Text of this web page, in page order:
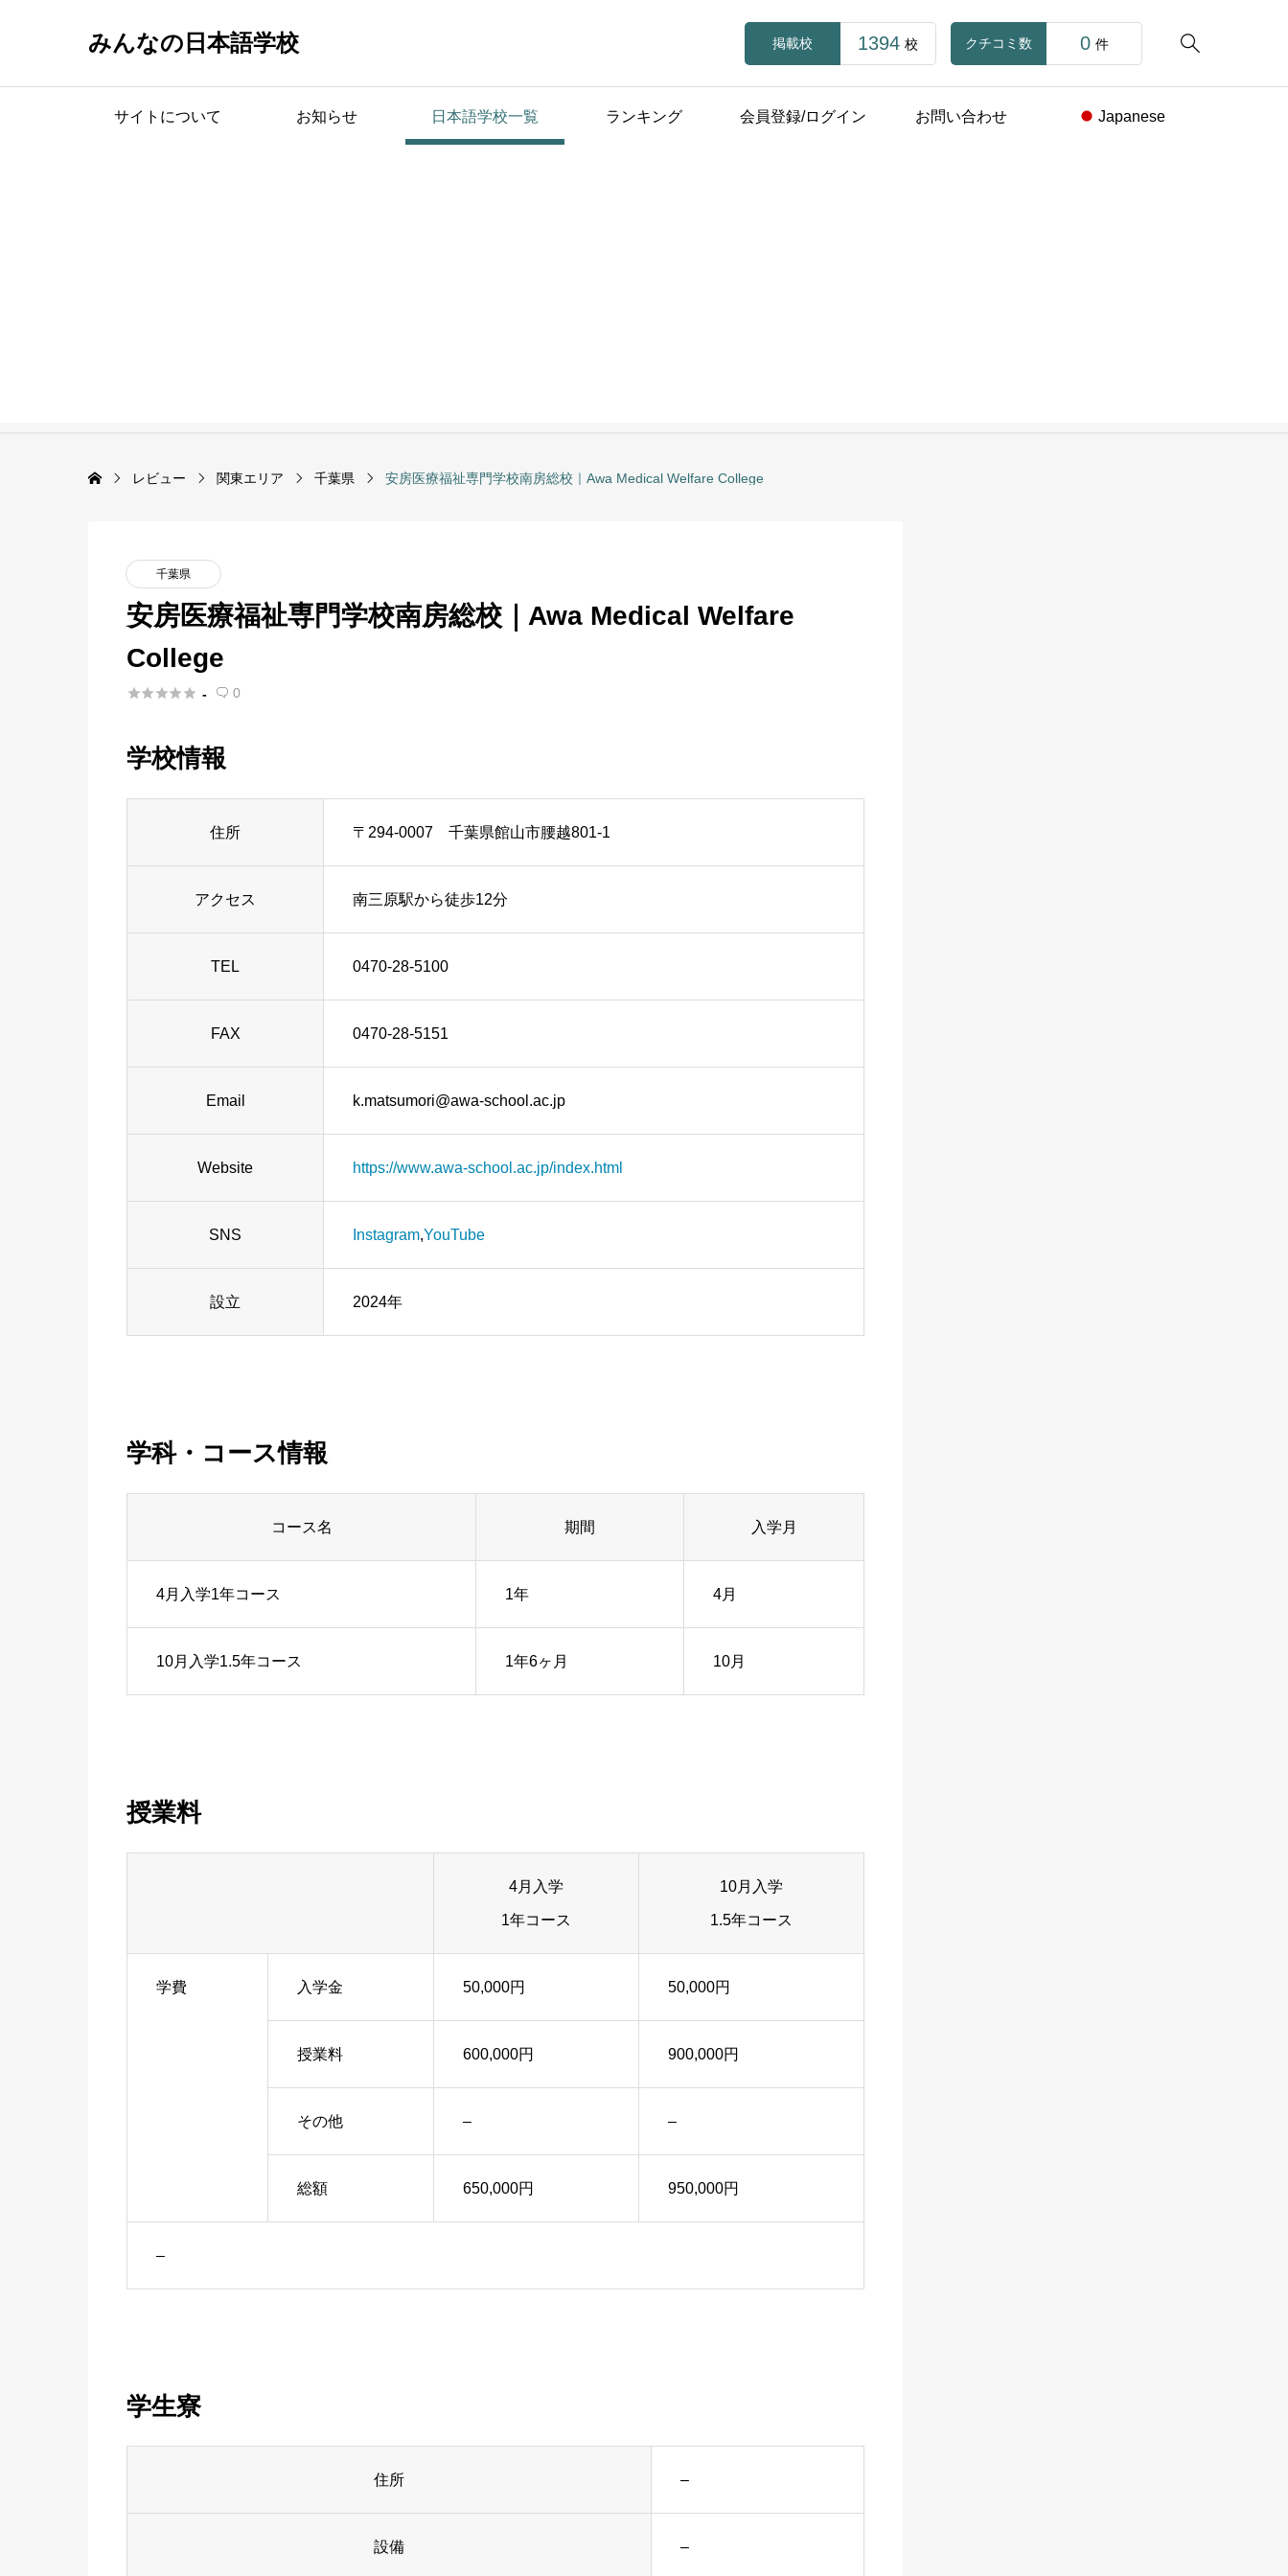
みんなの日本語学校 
掲載校 1394 校 クチコミ数 0 件
サイトについて お知らせ 日本語学校一覧 ランキング 会員登録/ログイン お問い合わせ Japanese
レビュー 関東エリア 千葉県 安房医療福祉専門学校南房総校｜Awa Medical Welfare College
千葉県
安房医療福祉専門学校南房総校｜Awa Medical Welfare
College
 -  0
学校情報
住所 〒294-0007 千葉県館山市腰越801-1
アクセス 南三原駅から徒歩12分
TEL 0470-28-5100
FAX 0470-28-5151
Email k.matsumori@awa-school.ac.jp
Website https://www.awa-school.ac.jp/index.html
SNS Instagram,YouTube
設立 2024年
学科・コース情報
コース名 期間 入学月
4月入学1年コース 1年 4月
10月入学1.5年コース 1年6ヶ月 10月
授業料
4月入学
1年コース
10月入学
1.5年コース
学費 入学金 50,000円 50,000円
授業料 600,000円 900,000円
その他 – –
総額 650,000円 950,000円
–
学生寮
住所 –
設備 –